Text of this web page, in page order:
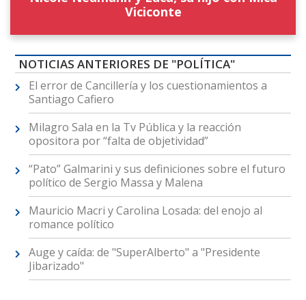
Viciconte
NOTICIAS ANTERIORES DE "POLÍTICA"
El error de Cancillería y los cuestionamientos a
Santiago Cafiero
Milagro Sala en la Tv Pública y la reacción
opositora por “falta de objetividad”
“Pato” Galmarini y sus definiciones sobre el futuro
político de Sergio Massa y Malena
Mauricio Macri y Carolina Losada: del enojo al
romance político
Auge y caída: de "SuperAlberto" a "Presidente
Jibarizado"